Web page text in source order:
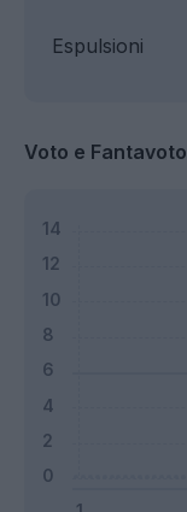
Espulsioni
Voto e Fantavoto